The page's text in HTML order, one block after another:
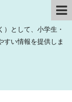
として、小学生・
すい情報を提供しま